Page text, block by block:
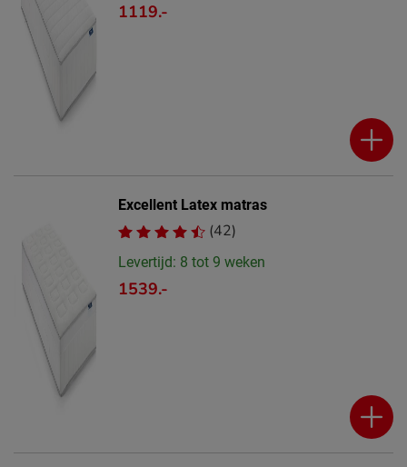
1119.-
Excellent Latex matras
(42)
Levertijd: 8 tot 9 weken
1539.-